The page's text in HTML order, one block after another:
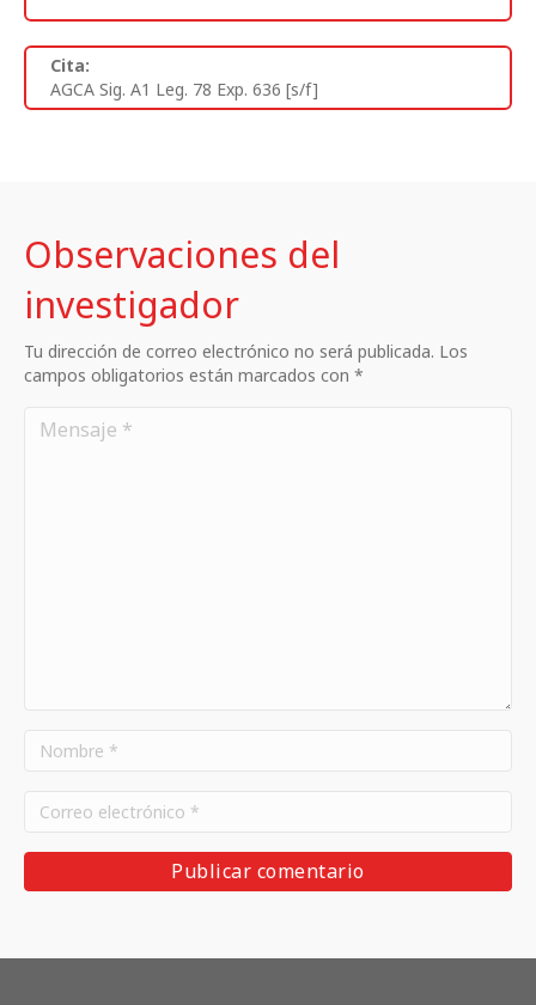
Cita:
AGCA Sig. A1 Leg. 78 Exp. 636 [s/f]
Observaciones del
investigador
Tu dirección de correo electrónico no será publicada. Los
campos obligatorios están marcados con *